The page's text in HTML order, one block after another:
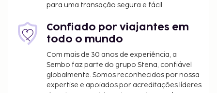
para uma transação segura e fácil.
Confiado por viajantes em
todo o mundo
Com mais de 30 anos de experiência, a
Sembo faz parte do grupo Stena, confiável
globalmente. Somos reconhecidos por nossa
expertise e apoiados por acreditações líderes